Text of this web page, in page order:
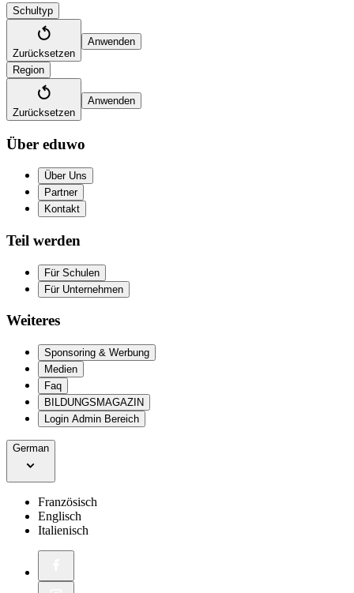
Schultyp
Zurücksetzen
Anwenden
Region
Zurücksetzen
Anwenden
Über eduwo
Über Uns
Partner
Kontakt
Teil werden
Für Schulen
Für Unternehmen
Weiteres
Sponsoring & Werbung
Medien
Faq
BILDUNGSMAGAZIN
Login Admin Bereich
German
Französisch
Englisch
Italienisch